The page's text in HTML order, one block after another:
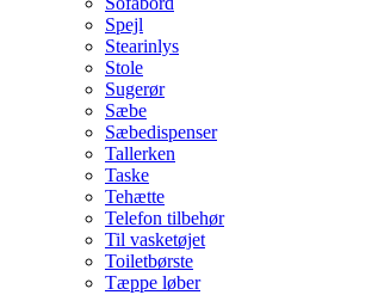
Spejl
Stearinlys
Stole
Sugerør
Sæbe
Sæbedispenser
Tallerken
Taske
Tehætte
Telefon tilbehør
Til vasketøjet
Toiletbørste
Tæppe løber